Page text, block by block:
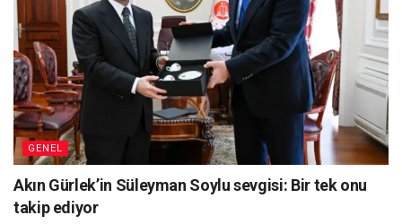
GENEL
Akın Gürlek’in Süleyman Soylu sevgisi: Bir tek onu
takip ediyor